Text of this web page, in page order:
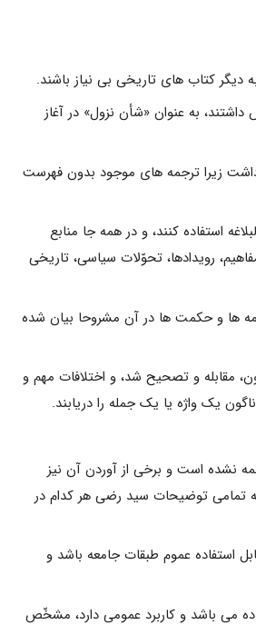
به عنوان «شأن نزول» در آغاز
زیرا ترجمه هاى موجود بدون فهرست
استفاده کنند، و در همه جا منابع
رویدادها، تحوّلات سیاسى، تاریخى
ها و حکمت ها در آن مشروحا بیان شده
مقابله و تصحیح شد، و اختلافات مهم و
یک واژه یا یک جمله را دریابند.
نشده است و برخى از آوردن آن نیز
تمامى توضیحات سید رضى هر کدام در
استفاده عموم طبقات جامعه باشد و
مى باشد و کاربرد عمومى دارد، مشخّص